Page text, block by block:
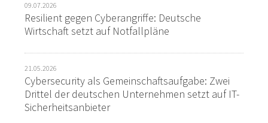
09.07.2026
Resilient gegen Cyberangriffe: Deutsche
Wirtschaft setzt auf Notfallpläne
21.05.2026
Cybersecurity als Gemeinschaftsaufgabe: Zwei
Drittel der deutschen Unternehmen setzt auf IT-
Sicherheitsanbieter